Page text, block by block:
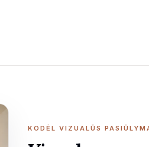
KODĖL VIZUALŪS